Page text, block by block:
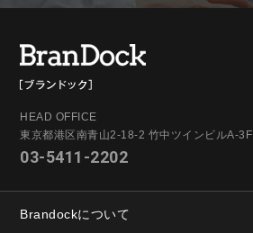
HEAD OFFICE
東京都港区南青山2-18-2 竹中ツインビルA-3F
03-5411-2202
Brandockについて